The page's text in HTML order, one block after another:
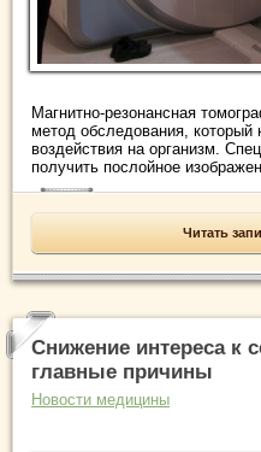
Магнитно-резонансная
метод обследования, который
воздействия на организм.
получить послойное
Читать
Снижение интереса к
главные причины
Новости медицины